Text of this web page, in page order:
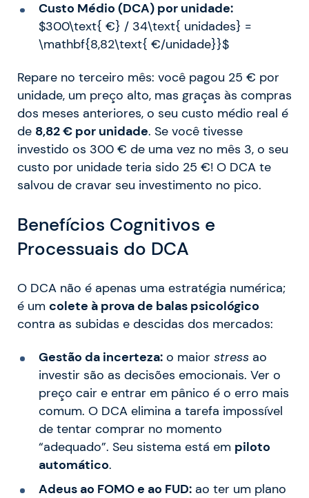
Custo Médio (DCA) por unidade:
$300\text{ €} / 34\text{ unidades} =
\mathbf{8,82\text{ €/unidade}}$
Repare no terceiro mês: você pagou 25 € por
unidade, um preço alto, mas graças às compras
dos meses anteriores, o seu custo médio real é
de 8,82 € por unidade. Se você tivesse
investido os 300 € de uma vez no mês 3, o seu
custo por unidade teria sido 25 €! O DCA te
salvou de cravar seu investimento no pico.
Benefícios Cognitivos e
Processuais do DCA
O DCA não é apenas uma estratégia numérica;
é um colete à prova de balas psicológico
contra as subidas e descidas dos mercados:
Gestão da incerteza:o maior stress ao
investir são as decisões emocionais. Ver o
preço cair e entrar em pânico é o erro mais
comum. O DCA elimina a tarefa impossível
de tentar comprar no momento
“adequado”. Seu sistema está em piloto
automático.
Adeus ao FOMO e ao FUD:ao ter um plano